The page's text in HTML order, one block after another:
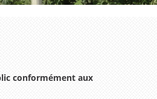
conformément aux